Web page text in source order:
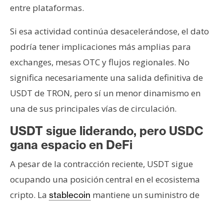
entre plataformas.
Si esa actividad continúa desacelerándose, el dato
podría tener implicaciones más amplias para
exchanges, mesas OTC y flujos regionales. No
significa necesariamente una salida definitiva de
USDT de TRON, pero sí un menor dinamismo en
una de sus principales vías de circulación.
USDT sigue liderando, pero USDC
gana espacio en DeFi
A pesar de la contracción reciente, USDT sigue
ocupando una posición central en el ecosistema
cripto. La stablecoin mantiene un suministro de